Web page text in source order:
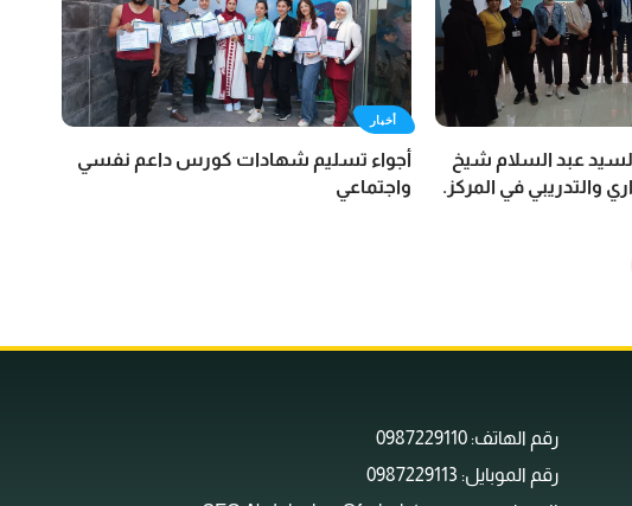
السيد عبد السلام شيخ
والتدريبي في المركز.
أخبار
أجواء تسليم شهادات كورس داعم نفسي
واجتماعي
رقم الهاتف: 0987229110
رقم الموبايل: 0987229113